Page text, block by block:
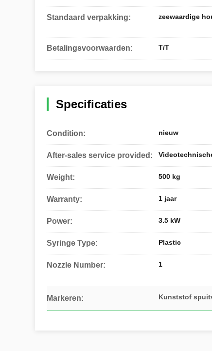
Standaard verpakking: zeewaardige
Betalingsvoorwaarden: T/T
Specificaties
Condition: nieuw
After-sales service provided:
Weight: 500 kg
Warranty: 1 jaar
Power: 3.5 kW
Syringe Type: Plastic
Nozzle Number: 1
Markeren: Kunststof